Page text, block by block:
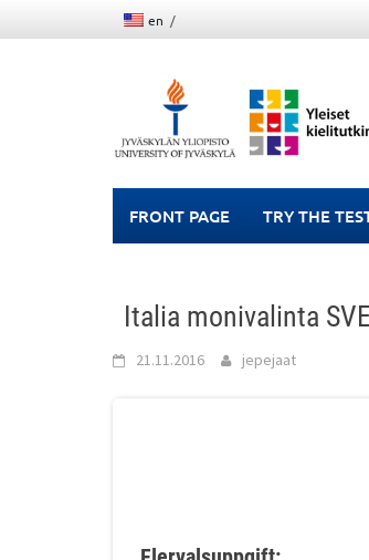
to
en
FRONT PAGE TRY THE
Italia monivalinta
21.11.2016 jepejaat